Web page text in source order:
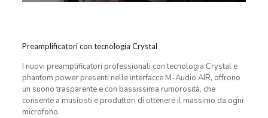
Preamplificatori con tecnologia Crystal
I nuovi preamplificatori professionali con tecnologia Crystal e
phantom power presenti nelle interfacce M-Audio AIR, offrono
un suono trasparente e con bassissima rumorosità, che
consente a musicisti e produttori di ottenere il massimo da ogni
microfono.